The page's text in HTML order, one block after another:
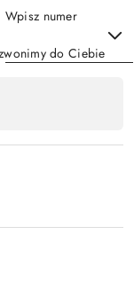
Wpisz numer
do Ciebie